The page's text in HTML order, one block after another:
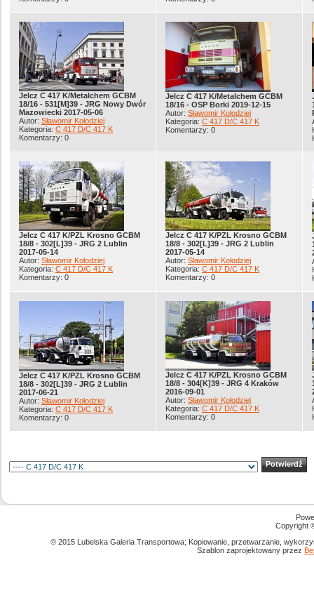
Jelcz C 417 K/Metalchem GCBM
18/16 - 531[M]39 - JRG Nowy Dwór
Mazowiecki 2017-05-06
Autor: Sławomir Kołodziej
Kategoria: C 417 D/C 417 K
Komentarzy: 0
Jelcz C 417 K/Metalchem GCBM
18/16 - OSP Borki 2019-12-15
Autor: Sławomir Kołodziej
Kategoria: C 417 D/C 417 K
Komentarzy: 0
Jelcz C 417 K/PZL Krosno GCBM
18/8 - 302[L]39 - JRG 2 Lublin
2017-05-14
Autor: Sławomir Kołodziej
Kategoria: C 417 D/C 417 K
Komentarzy: 0
Jelcz C 417 K/PZL Krosno GCBM
18/8 - 302[L]39 - JRG 2 Lublin
2017-05-14
Autor: Sławomir Kołodziej
Kategoria: C 417 D/C 417 K
Komentarzy: 0
Jelcz C 417 K/PZL Krosno GCBM
18/8 - 302[L]39 - JRG 2 Lublin
2017-06-21
Autor: Sławomir Kołodziej
Kategoria: C 417 D/C 417 K
Komentarzy: 0
Jelcz C 417 K/PZL Krosno GCBM
18/8 - 304[K]39 - JRG 4 Kraków
2016-09-01
Autor: Sławomir Kołodziej
Kategoria: C 417 D/C 417 K
Komentarzy: 0
Copyright
© 2015 Lubelska Galeria Transportowa; Kopiowanie, przetwarzanie,
Szablon zaprojektowany przez